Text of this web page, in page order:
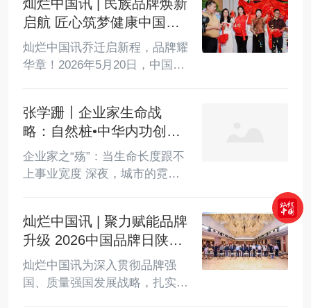
灿烂中国讯 | 民族品牌焕新
启航 匠心筑梦健康中国
——檤洛康品牌所属广西
五行药业乔迁开业盛典圆
灿烂中国讯乔迁启新程，品牌耀
华章！2026年5月20日，中国民
公司乔迁开业盛典在南宁隆重举
行。本次盛典以“铸民族品牌匠
心，护全民健康福祉”为核心主
旨，汇聚全国各地两百余位商界
程，共话健康产业高质量发展新
未来。本次盛典充分彰显了檤洛
可度。活动特邀中国民族品牌...
张学跚〡企业家生命战
略：自然桩•中华内功创始
人张伟东的世纪思考
企业家之“殇”：当生命长度跟不
上事业宽度 深夜，城市的霓虹
年，我们习惯了在会议室里挥斥
方遒，在谈判桌上纵横捭阖，却
在不知不觉中，将自己的身体抵
押给了事业，当营收数字不断攀
灿烂中国讯 | 聚力赋能品牌
升级 2026中国品牌日陕西
品牌发展大会在西安顺利
召开
灿烂中国讯为深入贯彻品牌强
国、质量强国发展战略，扎实推